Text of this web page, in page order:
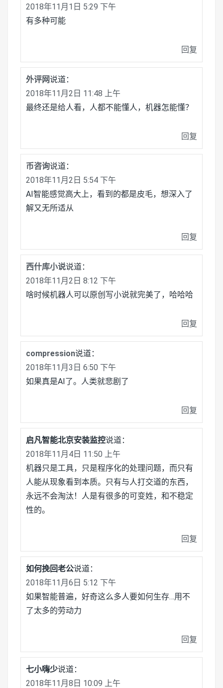
2018年11月1日 5:29 下午
有多种可能
回复
外评网说道：
2018年11月2日 11:48 上午
最终还是给人看，人都不能懂人，机器怎能懂？
回复
币咨询说道：
2018年11月2日 5:54 下午
AI智能感觉高大上，看到的都是皮毛，想深入了
解又无所适从
回复
西什库小说说道：
2018年11月2日 8:12 下午
啥时候机器人可以原创写小说就完美了，哈哈哈
回复
compression说道：
2018年11月3日 6:50 下午
如果真是AI了。人类就悲剧了
回复
启凡智能北京安装监控说道：
2018年11月4日 11:50 上午
机器只是工具，只是程序化的处理问题，而只有
人能从现象看到本质。只有与人打交道的东西，
永远不会淘汰！人是有很多的可变姓，和不稳定
性的。
回复
如何挽回老公说道：
2018年11月6日 5:12 下午
如果智能普遍，好奇这么多人要如何生存…用不
了太多的劳动力
回复
七小嗨少说道：
2018年11月8日 10:09 上午